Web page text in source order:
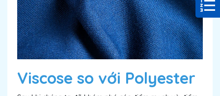
Viscose so với Polyester